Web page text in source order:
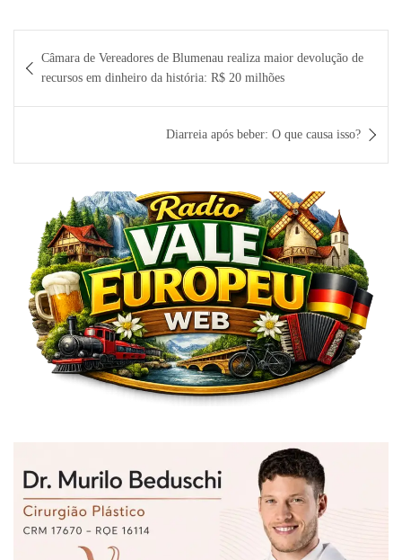
de
Post
Câmara de Vereadores de Blumenau realiza maior devolução de
recursos em dinheiro da história: R$ 20 milhões
Diarreia após beber: O que causa isso?